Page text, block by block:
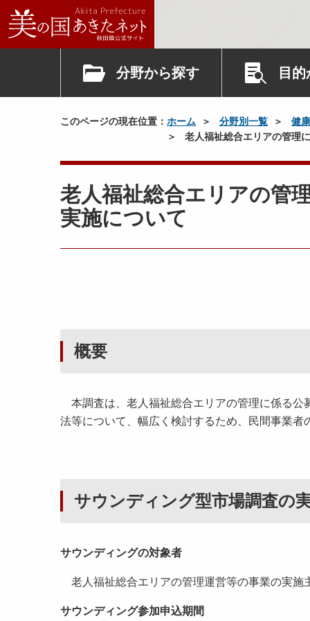
分野から探す 目
このページの現在位置： ホーム 分野別一覧
健
老人福祉総合エリアの管理
老人福祉総合エリアの管
実施について
概要
本調査は、老人福祉総合エリアの管理に係る公
法等について、幅広く検討するため、民間事業者
サウンディング型市場調査の
サウンディングの対象者
老人福祉総合エリアの管理運営等の事業の実施
サウンディング参加申込期間